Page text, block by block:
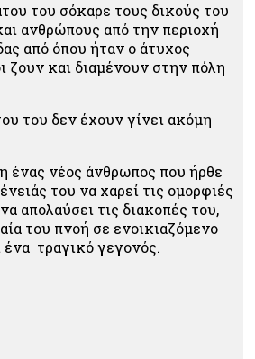
του σόκαρε τους δικούς του
ανθρώπους από την περιοχή
από όπου ήταν ο άτυχος
ζουν και διαμένουν στην πόλη
του δεν έχουν γίνει ακόμη
ένας νέος άνθρωπος που ήρθε
του να χαρεί τις ομορφιές
απολαύσει τις διακοπές του,
του πνοή σε ενοικιαζόμενο
ένα τραγικό γεγονός.